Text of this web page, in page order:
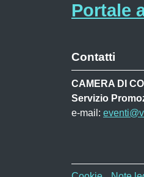
Portale
Contatti
CAMERA DI
Servizio
e-mail: